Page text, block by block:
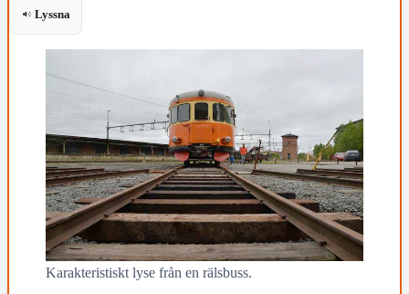
Lyssna
Karakteristiskt lyse från en rälsbuss.